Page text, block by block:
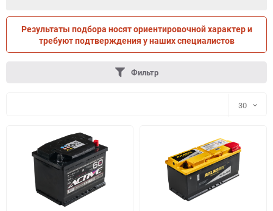
ПО ТРАНСПОРТУ ПО ПАРАМЕТРАМ
Результаты подбора носят ориентировочной характер и
требуют подтверждения у наших специалистов
Фильтр
30
30
60